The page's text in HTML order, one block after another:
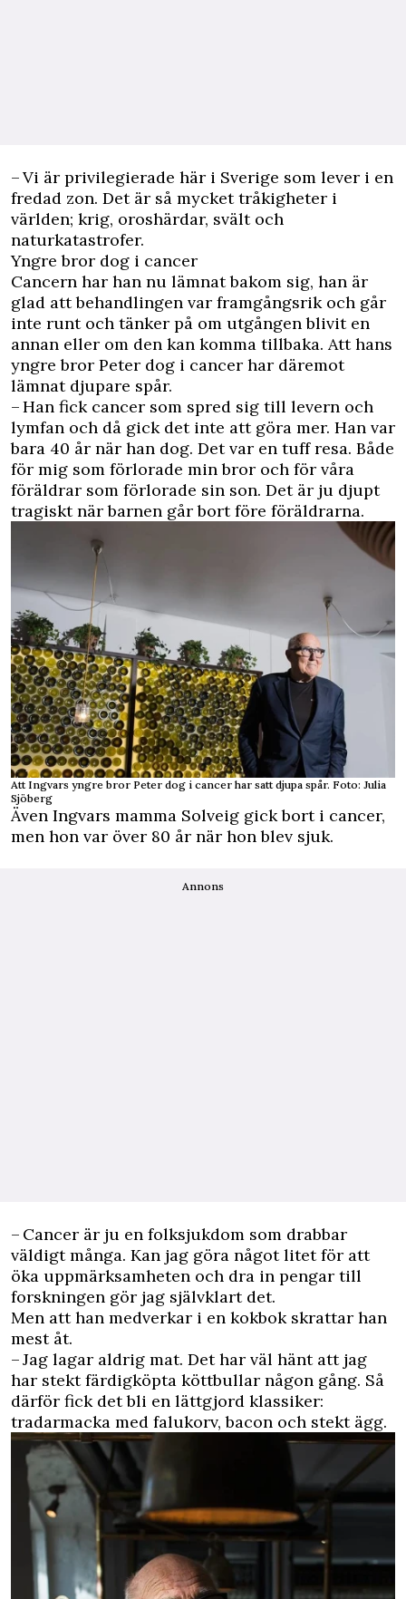
– Vi är privilegierade här i Sverige som lever i en
fredad zon. Det är så mycket tråkigheter i
världen; krig, oroshärdar, svält och
naturkatastrofer.
Yngre bror dog i cancer
Cancern har han nu lämnat bakom sig, han är
glad att behandlingen var framgångsrik och går
inte runt och tänker på om utgången blivit en
annan eller om den kan komma tillbaka. Att hans
yngre bror Peter dog i cancer har däremot
lämnat djupare spår.
– Han fick cancer som spred sig till levern och
lymfan och då gick det inte att göra mer. Han var
bara 40 år när han dog. Det var en tuff resa. Både
för mig som förlorade min bror och för våra
föräldrar som förlorade sin son. Det är ju djupt
tragiskt när barnen går bort före föräldrarna.
Att Ingvars yngre bror Peter dog i cancer har satt djupa spår. Foto: Julia
Sjöberg
Även Ingvars mamma Solveig gick bort i cancer,
men hon var över 80 år när hon blev sjuk.
Annons
– Cancer är ju en folksjukdom som drabbar
väldigt många. Kan jag göra något litet för att
öka uppmärksamheten och dra in pengar till
forskningen gör jag självklart det.
Men att han medverkar i en kokbok skrattar han
mest åt.
– Jag lagar aldrig mat. Det har väl hänt att jag
har stekt färdigköpta köttbullar någon gång. Så
därför fick det bli en lättgjord klassiker:
tradarmacka med falukorv, bacon och stekt ägg.